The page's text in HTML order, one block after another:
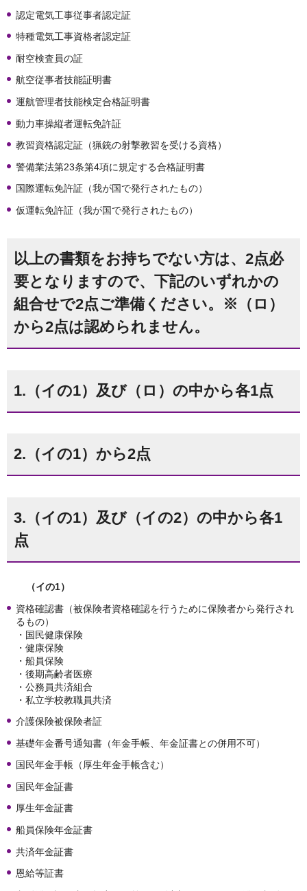
認定電気工事従事者認定証
特種電気工事資格者認定証
耐空検査員の証
航空従事者技能証明書
運航管理者技能検定合格証明書
動力車操縦者運転免許証
教習資格認定証（猟銃の射撃教習を受ける資格）
警備業法第23条第4項に規定する合格証明書
国際運転免許証（我が国で発行されたもの）
仮運転免許証（我が国で発行されたもの）
以上の書類をお持ちでない方は、2点必
要となりますので、下記のいずれかの
組合せで2点ご準備ください。※（ロ）
から2点は認められません。
1.（イの1）及び（ロ）の中から各1点
2.（イの1）から2点
3.（イの1）及び（イの2）の中から各1
点
（イの1）
資格確認書（被保険者資格確認を行うために保険者から発行され
るもの）
・国民健康保険
・健康保険
・船員保険
・後期高齢者医療
・公務員共済組合
​​​​​​​・私立学校教職員共済
介護保険被保険者証
基礎年金番号通知書（年金手帳、年金証書との併用不可）
国民年金手帳（厚生年金手帳含む）
国民年金証書
厚生年金証書
船員保険年金証書
共済年金証書
恩給等証書